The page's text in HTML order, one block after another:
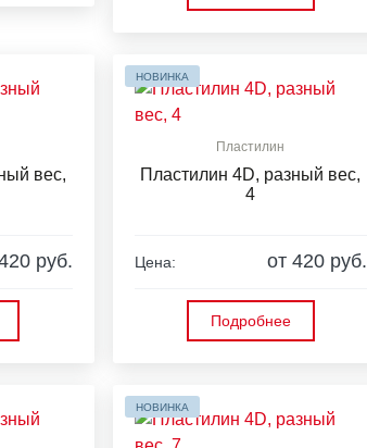
вес,
руб.
НОВИНКА
Пластилин
Пластилин 4D, разный вес,
4
Цена: от 420 руб.
Подробнее
НОВИНКА